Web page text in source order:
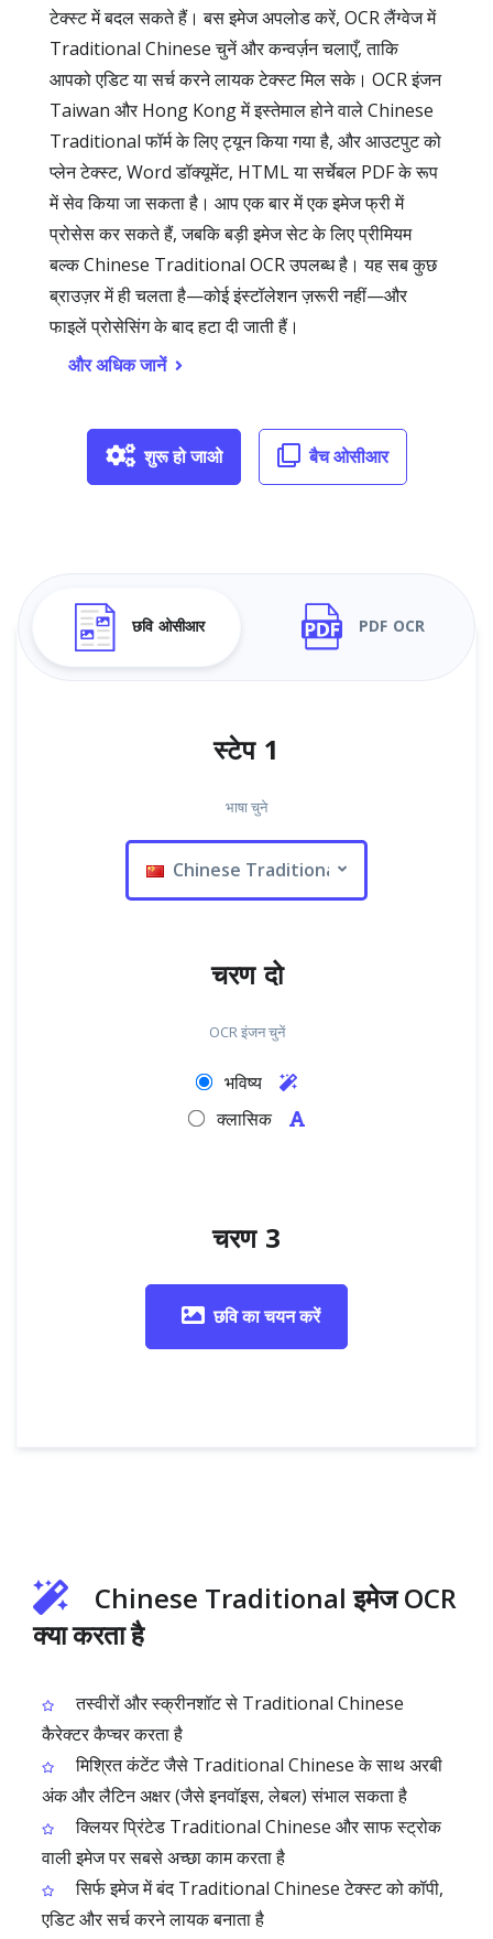
टेक्स्ट में बदल सकते हैं। बस इमेज अपलोड करें, OCR लैंग्वेज में
Traditional Chinese चुनें और कन्वर्ज़न चलाएँ, ताकि
आपको एडिट या सर्च करने लायक टेक्स्ट मिल सके। OCR इंजन
Taiwan और Hong Kong में इस्तेमाल होने वाले Chinese
Traditional फॉर्म के लिए ट्यून किया गया है, और आउटपुट को
प्लेन टेक्स्ट, Word डॉक्यूमेंट, HTML या सर्चेबल PDF के रूप
में सेव किया जा सकता है। आप एक बार में एक इमेज फ्री में
प्रोसेस कर सकते हैं, जबकि बड़ी इमेज सेट के लिए प्रीमियम
बल्क Chinese Traditional OCR उपलब्ध है। यह सब कुछ
ब्राउज़र में ही चलता है—कोई इंस्टॉलेशन ज़रूरी नहीं—और
फाइलें प्रोसेसिंग के बाद हटा दी जाती हैं।
और अधिक जानें
शुरू हो जाओ बैच ओसीआर
छवि ओसीआर PDF OCR
स्टेप 1
भाषा चुने
Chinese Traditional
चरण दो
OCR इंजन चुनें
भविष्य
क्लासिक
चरण 3
छवि का चयन करें
Chinese Traditional इमेज OCR
क्या करता है
तस्वीरों और स्क्रीनशॉट से Traditional Chinese
कैरेक्टर कैप्चर करता है
मिश्रित कंटेंट जैसे Traditional Chinese के साथ अरबी
अंक और लैटिन अक्षर (जैसे इनवॉइस, लेबल) संभाल सकता है
क्लियर प्रिंटेड Traditional Chinese और साफ स्ट्रोक
वाली इमेज पर सबसे अच्छा काम करता है
सिर्फ इमेज में बंद Traditional Chinese टेक्स्ट को कॉपी,
एडिट और सर्च करने लायक बनाता है